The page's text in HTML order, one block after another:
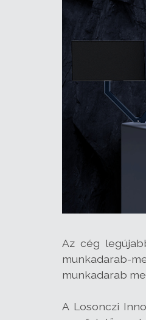
Az cég
munkadarab-
munkadarab
A Losonczi